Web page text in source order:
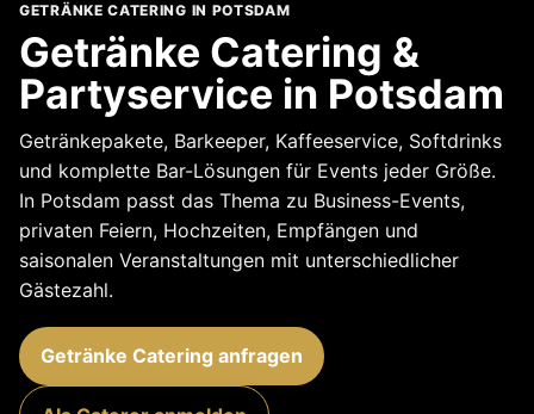
GETRÄNKE CATERING IN POTSDAM
Getränke Catering &
Partyservice in Potsdam
Getränkepakete, Barkeeper, Kaffeeservice, Softdrinks
und komplette Bar-Lösungen für Events jeder Größe.
In Potsdam passt das Thema zu Business-Events,
privaten Feiern, Hochzeiten, Empfängen und
saisonalen Veranstaltungen mit unterschiedlicher
Gästezahl.
Getränke Catering anfragen